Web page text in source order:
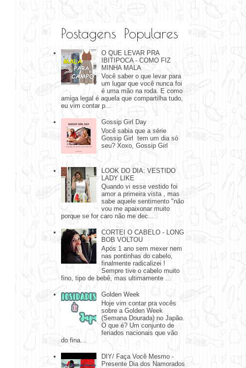
Postagens Populares
O QUE LEVAR PRA
IBITIPOCA - COMO FIZ
MINHA MALA
Você saber o que levar para
um lugar que você nunca foi
é uma mão na roda. E como
amiga legal é aquela que compartilha tudo,
eu vim contar p...
Gossip Girl Day
Você sabia que a série
Gossip Girl tem um dia só
seu? Xoxo, Gossip Girl
LOOK DO DIA: VESTIDO
LADY LIKE
Quando vi esse vestido foi
amor a primeira vista , mas
sabe aquele sentimento "não
vou me apaixonar muito
porque se for caro não me dec...
CORTEI O CABELO - LONG
BOB VOLTOU
Após 1 ano sem mexer nem
nas pontinhas do cabelo,
finalmente radicalizei !
Sempre tive o cabelo muito
fino, tipo de bebê, mas ultimamente ...
Golden Week
Hoje vim contar pra vocês
sobre a Golden Week
(Semana Dourada) no Japão.
O que é? Um conjunto de
feriados nacionais que vão
do fina...
DIY/ Faça Você Mesmo -
Presente Dia dos Namorados